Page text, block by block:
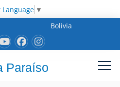
Language ▼
Bolivia
Paraíso